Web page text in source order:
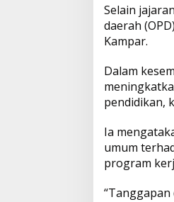
Selain
daerah
Kampar.
Dalam
pendidikan,
Ia
umum
program